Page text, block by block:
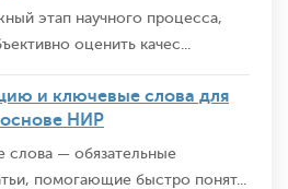
этап научного процесса,
оценить качес...
и ключевые слова для
основе НИР
слова — обязательные
помогающие быстро понят...